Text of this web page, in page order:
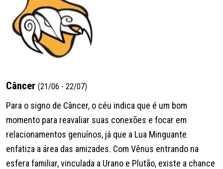
Câncer (21/06 - 22/07)
Para o signo de Câncer, o céu indica que é um bom
momento para reavaliar suas conexões e focar em
relacionamentos genuínos, já que a Lua Minguante
enfatiza a área das amizades. Com Vênus entrando na
esfera familiar, vinculada a Urano e Plutão, existe a chance